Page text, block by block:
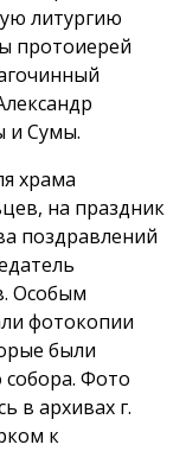
литургию
протоиерей
и Сумы.
храма
на праздник
поздравлений
Особым
фотокопии
были
Фото
в архивах г.
к